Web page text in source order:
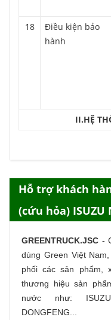
18
Điều kiện bảo
hành
II.HỆ
Hỗ trợ khách
(cứu hỏa)
GREENTRUCK.JSC -
dùng Green Việt
phối các sản phẩm,
thương hiệu sản
nước như:
DONGFENG...